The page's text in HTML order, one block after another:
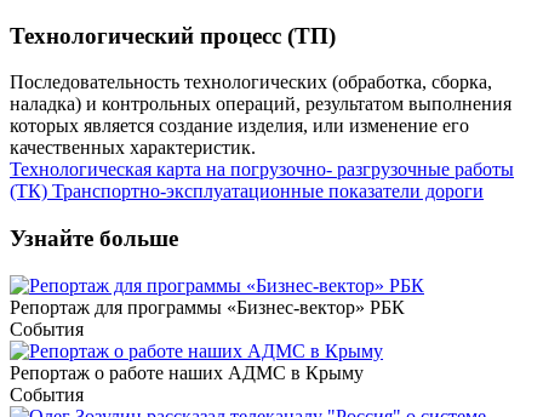
Технологический процесс (ТП)
Последовательность технологических (обработка, сборка,
наладка) и контрольных операций, результатом выполнения
которых является создание изделия, или изменение его
качественных характеристик.
Технологическая карта на погрузочно- разгрузочные работы
(ТК) Транспортно-эксплуатационные показатели дороги
Узнайте больше
Репортаж для программы «Бизнес-вектор» РБК
События
Репортаж о работе наших АДМС в Крыму
События